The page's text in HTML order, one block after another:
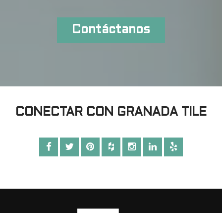
Contáctanos
CONECTAR CON GRANADA TILE